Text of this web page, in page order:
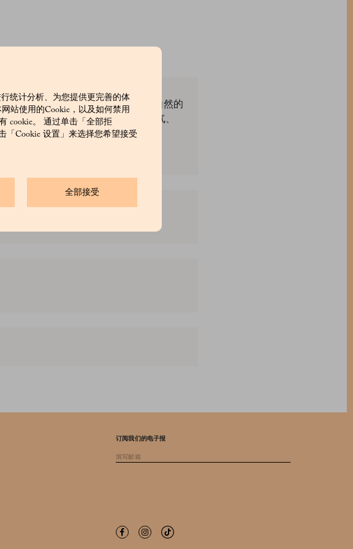
统计分析、为您提供更完善的体
站使用的Cookie，以及如何禁用
cookie。 通过单击「全部拒
「Cookie 设置」来选择您希望接受
全部接受
原始森林中生长的茶树，蕴含着大自然的
的浓郁芬芳、兰纳绿茶的清新香气、
。
订阅我们的电子报